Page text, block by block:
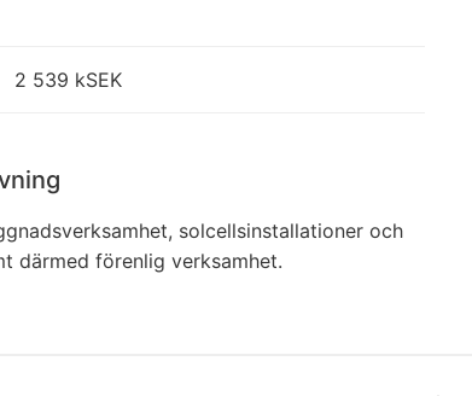
2 539 kSEK
solcellsinstallationer och
därmed förenlig verksamhet.